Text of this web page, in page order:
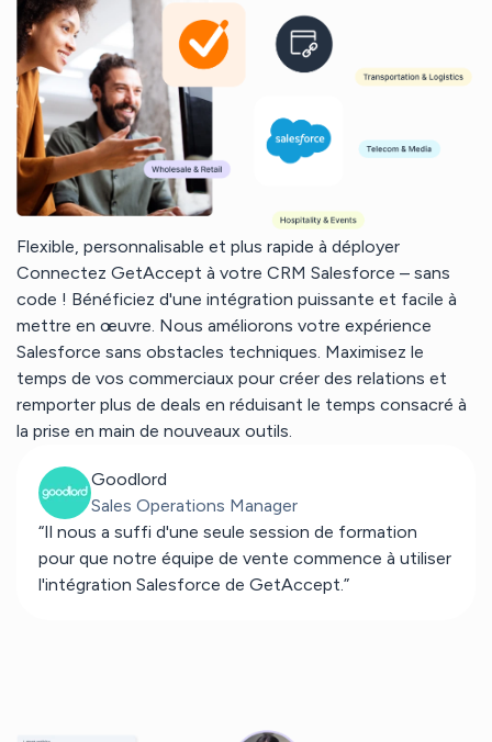
Flexible, personnalisable et plus rapide à déployer
Connectez GetAccept à votre CRM Salesforce – sans
code ! Bénéficiez d'une intégration puissante et facile à
mettre en œuvre. Nous améliorons votre expérience
Salesforce sans obstacles techniques. Maximisez le
temps de vos commerciaux pour créer des relations et
remporter plus de deals en réduisant le temps consacré à
la prise en main de nouveaux outils.
Goodlord
Sales Operations Manager
“Il nous a suffi d'une seule session de formation
pour que notre équipe de vente commence à utiliser
l'intégration Salesforce de GetAccept.”